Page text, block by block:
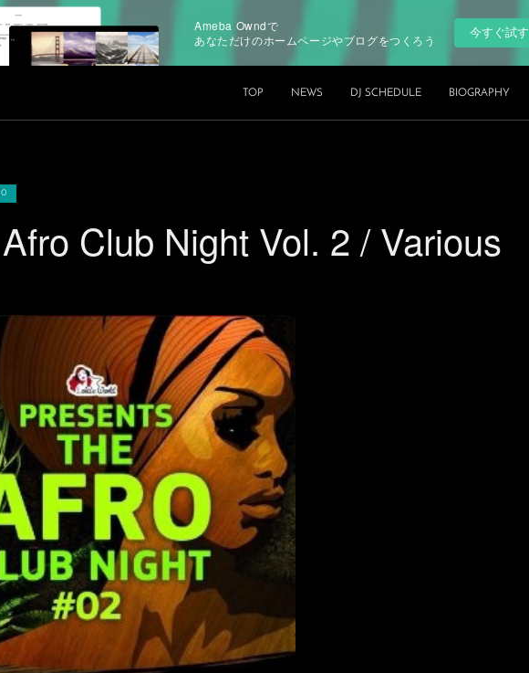
Ameba Owndで
あなただけのホームページやブログをつくろう
今すぐ試す
TOP NEWS DJ SCHEDULE BIOGRAPHY
Club Night Vol. 2 / Various